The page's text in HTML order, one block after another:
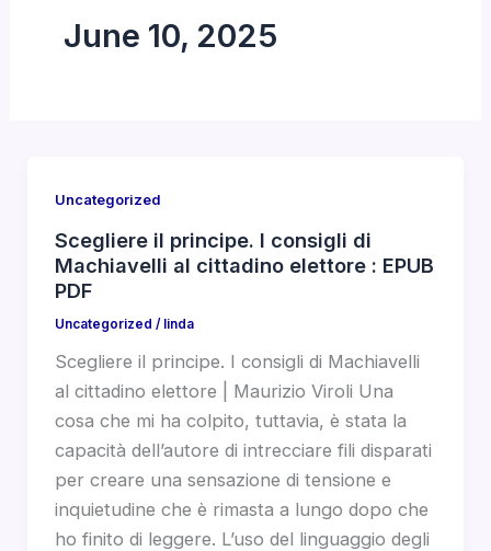
June 10, 2025
Uncategorized
Scegliere il principe. I consigli di
Machiavelli al cittadino elettore : EPUB
PDF
Uncategorized / linda
Scegliere il principe. I consigli di Machiavelli
al cittadino elettore | Maurizio Viroli Una
cosa che mi ha colpito, tuttavia, è stata la
capacità dell’autore di intrecciare fili disparati
per creare una sensazione di tensione e
inquietudine che è rimasta a lungo dopo che
ho finito di leggere. L’uso del linguaggio degli